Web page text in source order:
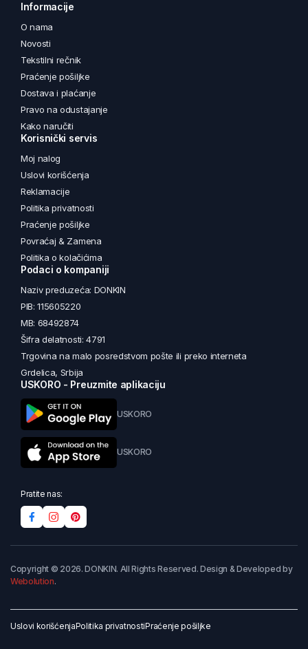
Informacije
O nama
Novosti
Tekstilni rečnik
Praćenje pošiljke
Dostava i plaćanje
Pravo na odustajanje
Kako naručiti
Korisnički servis
Moj nalog
Uslovi korišćenja
Reklamacije
Politika privatnosti
Praćenje pošiljke
Povraćaj & Zamena
Politika o kolačićima
Podaci o kompaniji
Naziv preduzeća: DONKIN
PIB: 115605220
MB: 68492874
Šifra delatnosti: 4791
Trgovina na malo posredstvom pošte ili preko interneta
Grdelica, Srbija
USKORO - Preuzmite aplikaciju
USKORO
USKORO
Pratite nas:
Copyright © 2026. DONKIN. All Rights Reserved. Design & Developed by
Webolution.
Uslovi korišćenjaPolitika privatnostiPraćenje pošiljke